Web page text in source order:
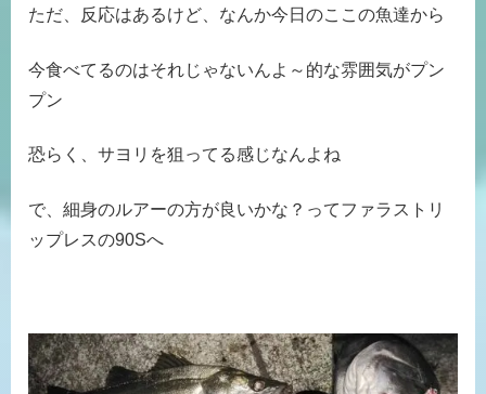
ただ、反応はあるけど、なんか今日のここの魚達から
今食べてるのはそれじゃないんよ～的な雰囲気がプン
プン
恐らく、サヨリを狙ってる感じなんよね
で、細身のルアーの方が良いかな？ってファラストリ
ップレスの90Sへ